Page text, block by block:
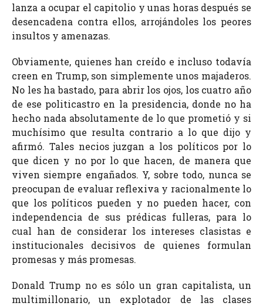
lanza a ocupar el capitolio y unas horas después se
desencadena contra ellos, arrojándoles los peores
insultos y amenazas.
Obviamente, quienes han creído e incluso todavía
creen en Trump, son simplemente unos majaderos.
No les ha bastado, para abrir los ojos, los cuatro año
de ese politicastro en la presidencia, donde no ha
hecho nada absolutamente de lo que prometió y si
muchísimo que resulta contrario a lo que dijo y
afirmó. Tales necios juzgan a los políticos por lo
que dicen y no por lo que hacen, de manera que
viven siempre engañados. Y, sobre todo, nunca se
preocupan de evaluar reflexiva y racionalmente lo
que los políticos pueden y no pueden hacer, con
independencia de sus prédicas fulleras, para lo
cual han de considerar los intereses clasistas e
institucionales decisivos de quienes formulan
promesas y más promesas.
Donald Trump no es sólo un gran capitalista, un
multimillonario, un explotador de las clases